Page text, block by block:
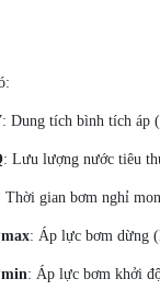
: Dung tích bình tích áp
: Lưu lượng nước tiêu
Thời gian bơm nghỉ
: Áp lực bơm dừng
: Áp lực bơm khởi